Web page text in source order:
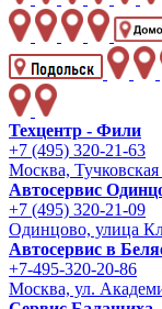
Техцентр - Фили
+7 (495) 320-21-63
Москва, Тучковская
Автосервис
+7 (495) 320-21-09
Одинцово, улица
Автосервис в
+7-495-320-20-86
Москва, ул.